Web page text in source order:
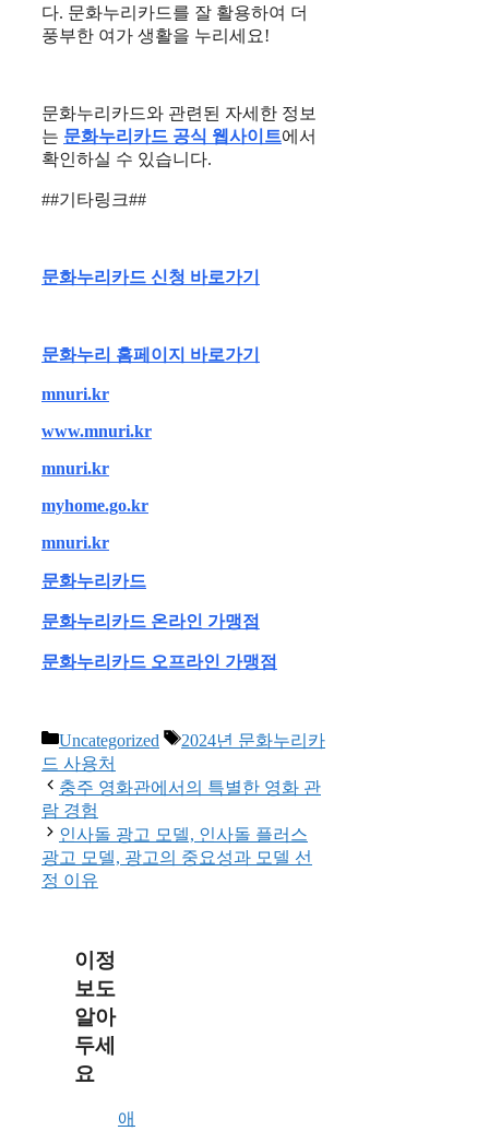
다. 문화누리카드를 잘 활용하여 더
풍부한 여가 생활을 누리세요!
문화누리카드와 관련된 자세한 정보
는 문화누리카드 공식 웹사이트에서
확인하실 수 있습니다.
##기타링크##
문화누리카드 신청 바로가기
문화누리 홈페이지 바로가기
mnuri.kr
www.mnuri.kr
mnuri.kr
myhome.go.kr
mnuri.kr
문화누리카드
문화누리카드 온라인 가맹점
문화누리카드 오프라인 가맹점
Categories
Uncategorized Tags
2024년 문화누리카
드 사용처
충주 영화관에서의 특별한 영화 관
람 경험
인사돌 광고 모델, 인사돌 플러스
광고 모델, 광고의 중요성과 모델 선
정 이유
이정
보도
알아
두세
요
애